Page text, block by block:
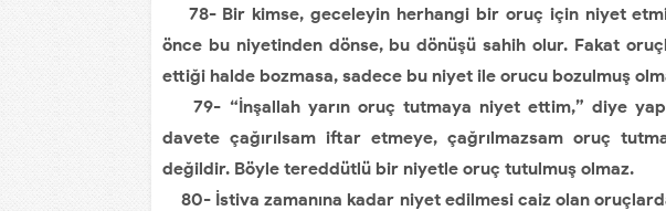
78- Bir kimse, geceleyin herhangi bir oruç için niyet
önce bu niyetinden dönse, bu dönüşü sahih olur. Fakat
ettiği halde bozmasa, sadece bu niyet ile orucu bozulmuş
79- “İnşallah yarın oruç tutmaya niyet ettim,” diye
davete çağırılsam iftar etmeye, çağrılmazsam oruç
değildir. Böyle tereddütlü bir niyetle oruç tutulmuş olmaz.
80- İstiva zamanına kadar niyet edilmesi caiz olan